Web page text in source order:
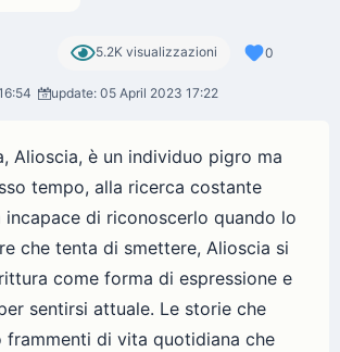
5.2K visualizzazioni 0
update: 05 April 2023 17:22
Alioscia, è un individuo pigro ma
tempo, alla ricerca costante
incapace di riconoscerlo quando lo
che tenta di smettere, Alioscia si
come forma di espressione e
sentirsi attuale. Le storie che
frammenti di vita quotidiana che